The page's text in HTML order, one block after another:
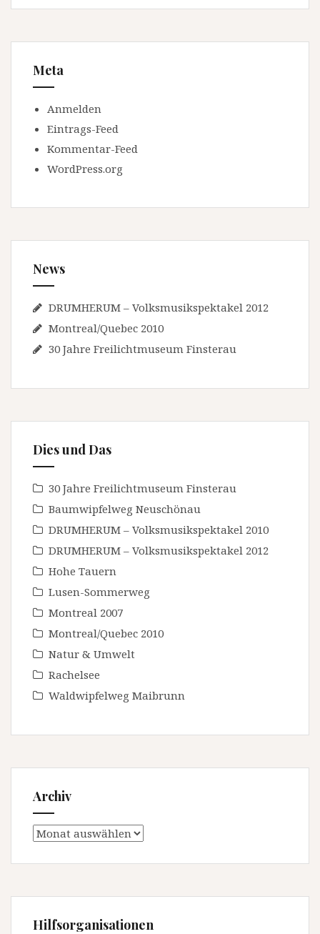
Meta
Anmelden
Eintrags-Feed
Kommentar-Feed
WordPress.org
News
DRUMHERUM – Volksmusikspektakel 2012
Montreal/Quebec 2010
30 Jahre Freilichtmuseum Finsterau
Dies und Das
30 Jahre Freilichtmuseum Finsterau
Baumwipfelweg Neuschönau
DRUMHERUM – Volksmusikspektakel 2010
DRUMHERUM – Volksmusikspektakel 2012
Hohe Tauern
Lusen-Sommerweg
Montreal 2007
Montreal/Quebec 2010
Natur & Umwelt
Rachelsee
Waldwipfelweg Maibrunn
Archiv
Archiv
Hilfsorganisationen